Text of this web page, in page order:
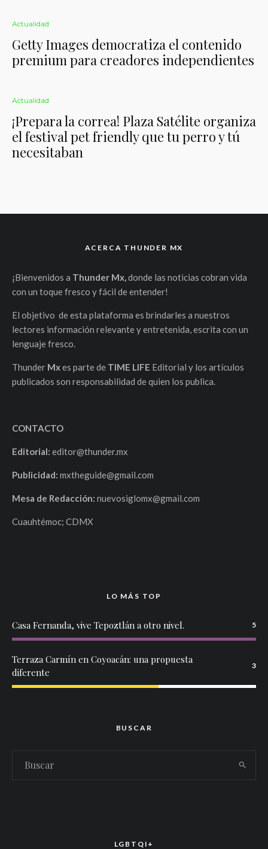
Actualidad
Getty Images democratiza el contenido
premium para creadores independientes
Actualidad
¡Prepara la correa! Plaza Satélite organiza
el festival pet friendly que tu perro y tú
necesitaban
ACERCA THUNDER MX
¡Bienvenidos a Thunder Mx,donde las noticias cobran vida
con un toque fresco y fácil de entender!
El objetivo de esta plataforma es brindarles a nuestros
lectores información relevante y entretenida, escrita con un
lenguaje fresco.
Thunder Mxes parte de TIME LIFE Editorial y los artículos
publicados son responsabilidad de quien los publica.
CONTACTO
Editorial: editor@thunder.mx
Publicidad: mxtheguide@gmail.com
Mesa de Redacción: nuevosiglomx@gmail.com
Cuauhtémoc; CDMX
LO MÁS TOP
Casa Fernanda, vive Tepoztlán a otro nivel. 5
Terraza Carmín en Coyoacán: una propuesta
diferente
3
BUSCAR
LGBTQI+